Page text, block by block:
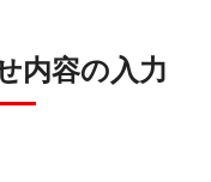
内容の入力